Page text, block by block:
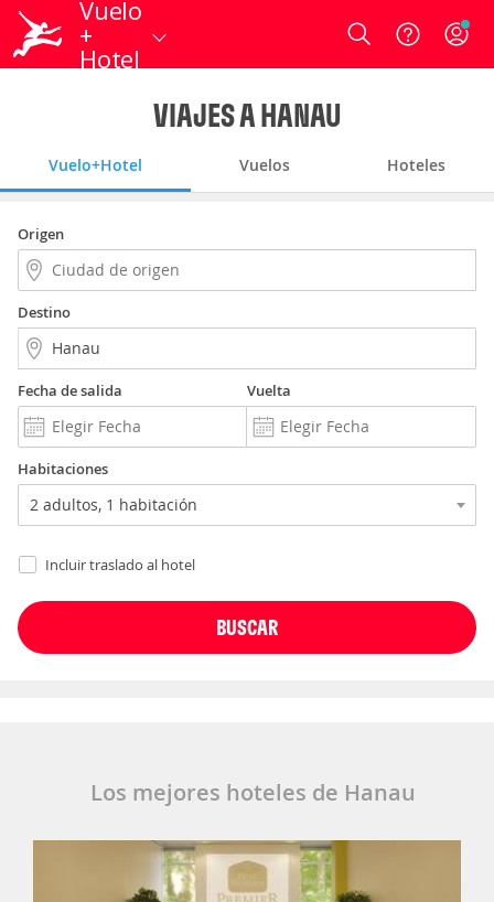
Vuelo
+
Hotel
Login
VIAJES A HANAU
Vuelo+Hotel Vuelos Hoteles
Origen
Destino
Fecha de salida Vuelta
Habitaciones
Incluir traslado al hotel
Los mejores hoteles de Hanau